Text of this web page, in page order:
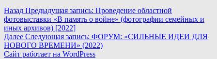
Назад Предыдущая запись: Проведение областной
фотовыставки «В память о войне» (фотографии семейных и
иных архивов) [2022]
Далее Следующая запись: ФОРУМ: «СИЛЬНЫЕ ИДЕИ ДЛЯ
НОВОГО ВРЕМЕНИ» (2022)
Сайт работает на WordPress